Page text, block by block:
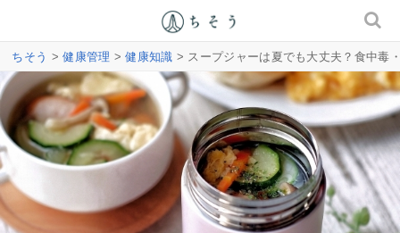
ちそう >健康管理 >健康知識 > スープジャーは夏でも大丈夫？食中毒